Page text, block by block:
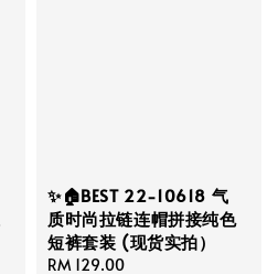
✨🏠BEST 22-10618 气
质时尚拉链连帽拼接纯色
短裤套装 (现货实拍）
Regular
RM 129.00